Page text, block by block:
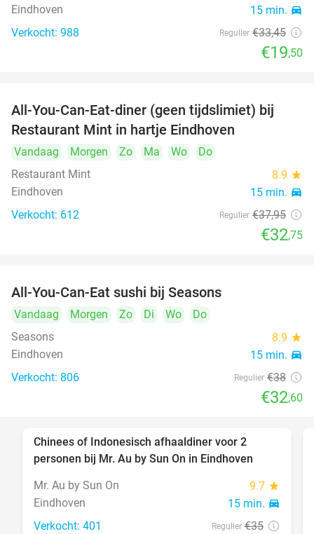
Eindhoven 15 min. directions_car
Verkocht: 988 Regulier €33,45
€19,50
14%
All-You-Can-Eat-diner (geen tijdslimiet) bij
Restaurant Mint in hartje Eindhoven
Vandaag Morgen Zo Ma Wo
Do
Restaurant Mint
8.9 star
Eindhoven 15 min. directions_car
Verkocht: 612 Regulier €37,95
€32,75
All-You-Can-Eat sushi bij Seasons
Vandaag Morgen Zo Di Wo
Do
Seasons
8.9 star
Eindhoven 15 min. directions_car
Verkocht: 806 Regulier €38
€32,60
Chinees of Indonesisch afhaaldiner voor 2
personen bij Mr. Au by Sun On in Eindhoven
Mr. Au by Sun On
9.7 star
Eindhoven 15 min. directions_car
Verkocht: 401 Regulier €35